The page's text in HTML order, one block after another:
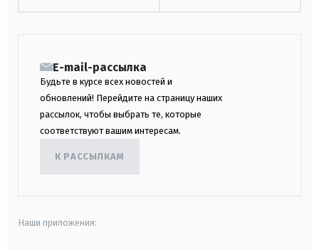
E-mail-рассылка
Будьте в курсе всех новостей и
обновлений! Перейдите на страницу наших
рассылок, чтобы выбрать те, которые
соответствуют вашим интересам.
К РАССЫЛКАМ
Наши приложения: